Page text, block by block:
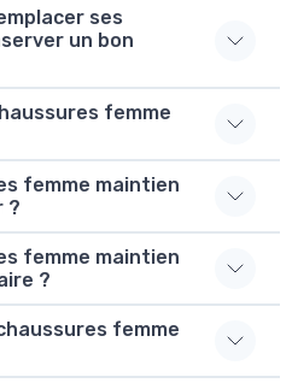
ses
un bon
femme
femme maintien
?
femme maintien
?
femme